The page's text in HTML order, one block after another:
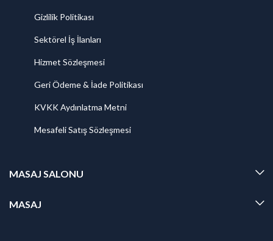
Gizlilik Politikası
Sektörel İş İlanları
Hizmet Sözleşmesi
Geri Ödeme & İade Politikası
KVKK Aydınlatma Metni
Mesafeli Satış Sözleşmesi
MASAJ SALONU
MASAJ